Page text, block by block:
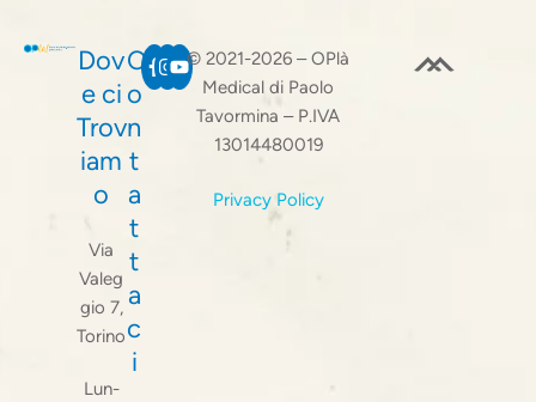
Dov
e ci
Trov
iam
o
Via
Valeg
gio 7,
Torino
Lun-
C
o
n
t
a
t
t
a
c
i
© 2021-2026 – OPlà
Medical di Paolo
Tavormina – P.IVA
13014480019
Privacy Policy